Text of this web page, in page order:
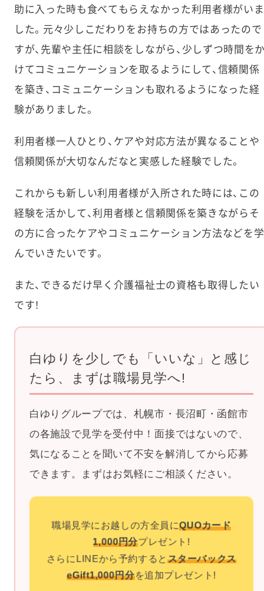
助に入った時も食べてもらえなかった利用者様がいま
した。元々少しこだわりをお持ちの方ではあったので
すが、先輩や主任に相談をしながら、少しずつ時間を
けてコミュニケーションを取るようにして、信頼関係
を築き、コミュニケーションも取れるようになった経
験がありました。
利用者様一人ひとり、ケアや対応方法が異なることや
信頼関係が大切なんだなと実感した経験でした。
これからも新しい利用者様が入所された時には、この
経験を活かして、利用者様と信頼関係を築きながらそ
の方に合ったケアやコミュニケーション方法などを学
んでいきたいです。
また、できるだけ早く介護福祉士の資格も取得したい
です！
白ゆりを少しでも「いいな」と感じ
たら、まずは職場見学へ!
白ゆりグループでは、札幌市・長沼町・函館市
の各施設で見学を受付中！面接ではないので、
気になることを聞いて不安を解消してから応募
できます。まずはお気軽にご相談ください。
職場見学にお越しの方全員にQUOカード
1,000円分プレゼント!
さらにLINEから予約するとスターバックス
eGift1,000円分を追加プレゼント!